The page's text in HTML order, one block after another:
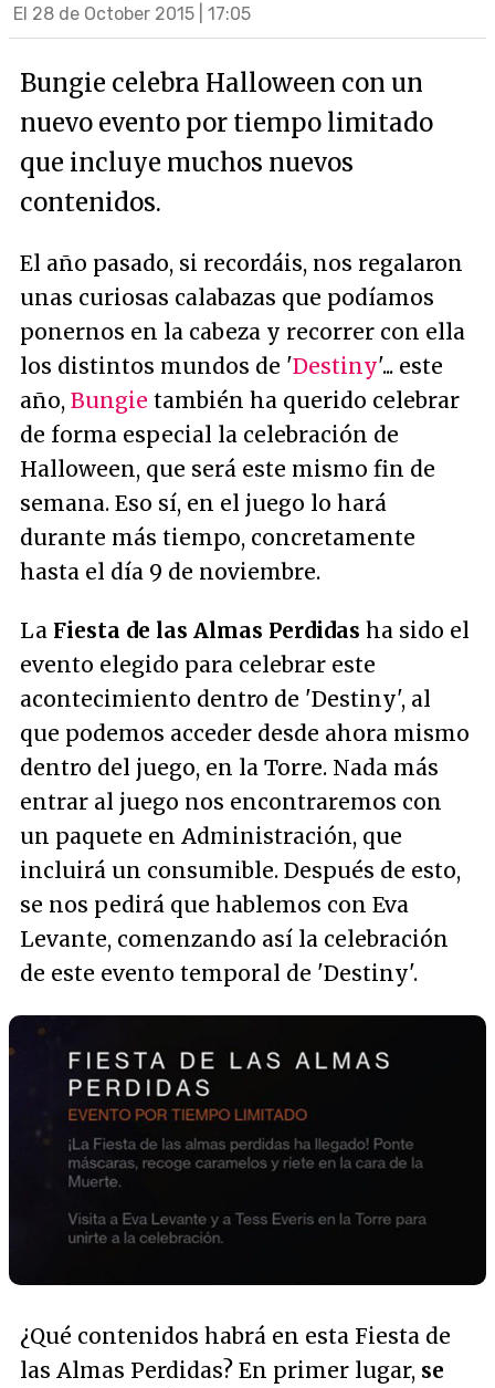
El 28 de October 2015 | 17:05
Bungie celebra Halloween con un
nuevo evento por tiempo limitado
que incluye muchos nuevos
contenidos.
El año pasado, si recordáis, nos regalaron
unas curiosas calabazas que podíamos
ponernos en la cabeza y recorrer con ella
los distintos mundos de 'Destiny'... este
año, Bungie también ha querido celebrar
de forma especial la celebración de
Halloween, que será este mismo fin de
semana. Eso sí, en el juego lo hará
durante más tiempo, concretamente
hasta el día 9 de noviembre.
La Fiesta de las Almas Perdidas ha sido el
evento elegido para celebrar este
acontecimiento dentro de 'Destiny', al
que podemos acceder desde ahora mismo
dentro del juego, en la Torre. Nada más
entrar al juego nos encontraremos con
un paquete en Administración, que
incluirá un consumible. Después de esto,
se nos pedirá que hablemos con Eva
Levante, comenzando así la celebración
de este evento temporal de 'Destiny'.
¿Qué contenidos habrá en esta Fiesta de
las Almas Perdidas? En primer lugar, se